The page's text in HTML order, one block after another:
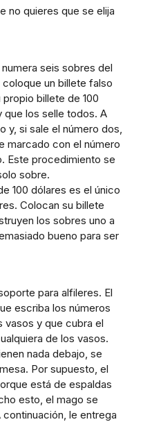
no quieres que se elija
seis sobres del
un billete falso
billete de 100
que los selle todos. A
y, si sale el número dos,
marcado con el número
Este procedimiento se
sobre.
100 dólares es el único
Colocan su billete
los sobres uno a
bueno para ser
para alfileres. El
escriba los números
vasos y que cubra el
de los vasos.
nada debajo, se
Por supuesto, el
está de espaldas
esto, el mago se
le entrega